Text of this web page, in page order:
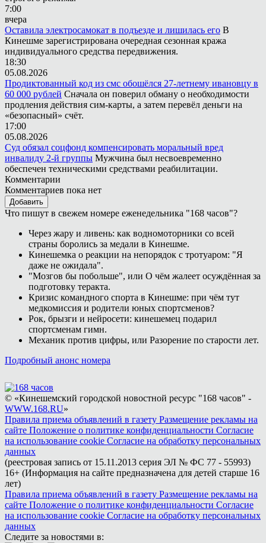
7:00
вчера
Оставила электросамокат в подъезде и лишилась его В
Кинешме зарегистрирована очередная сезонная кража
индивидуального средства передвижения.
18:30
05.08.2026
Продиктованный код из смс обошёлся 27-летнему ивановцу в
60 000 рублей Сначала он поверил обману о необходимости
продления действия сим-карты, а затем перевёл деньги на
«безопасный» счёт.
17:00
05.08.2026
Суд обязал соцфонд компенсировать моральный вред
инвалиду 2-й группы Мужчина был несвоевременно
обеспечен техническими средствами реабилитации.
Комментарии
Комментариев пока нет
Добавить
Что пишут в свежем номере еженедельника "168 часов"?
Через жару и ливень: как водномоторники со всей
страны боролись за медали в Кинешме.
Кинешемка о реакции на непорядок с тротуаром: "Я
даже не ожидала".
"Мозгов бы побольше", или О чём жалеет осуждённая за
подготовку теракта.
Кризис командного спорта в Кинешме: при чём тут
медкомиссия и родители юных спортсменов?
Рок, брызги и нейросети: кинешемец подарил
спортсменам гимн.
Механик против цифры, или Разорение по старости лет.
Подробный анонс номера
© «Кинешемский городской новостной ресурс "168 часов" -
WWW.168.RU»
Правила приема объявлений в газету Размещение рекламы на
сайте Положение о политике конфиденциальности Согласие
на использование cookie Согласие на обработку персональных
данных
(реестровая запись от 15.11.2013 серия ЭЛ № ФС 77 - 55993)
16+ (Информация на сайте предназначена для детей старше 16
лет)
Правила приема объявлений в газету Размещение рекламы на
сайте Положение о политике конфиденциальности Согласие
на использование cookie Согласие на обработку персональных
данных
Следите за новостями в: